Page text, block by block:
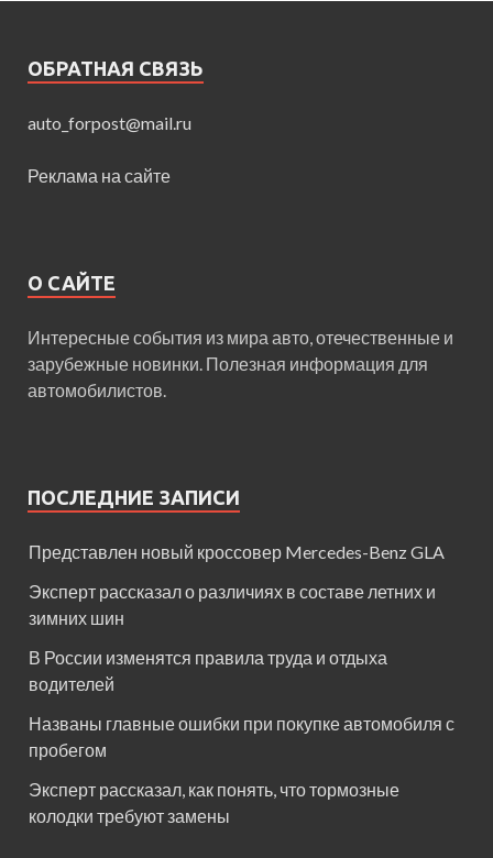
ОБРАТНАЯ СВЯЗЬ
auto_forpost@mail.ru
Реклама на сайте
О САЙТЕ
Интересные события из мира авто, отечественные и
зарубежные новинки. Полезная информация для
автомобилистов.
ПОСЛЕДНИЕ ЗАПИСИ
Представлен новый кроссовер Mercedes-Benz GLA
Эксперт рассказал о различиях в составе летних и
зимних шин
В России изменятся правила труда и отдыха
водителей
Названы главные ошибки при покупке автомобиля с
пробегом
Эксперт рассказал, как понять, что тормозные
колодки требуют замены